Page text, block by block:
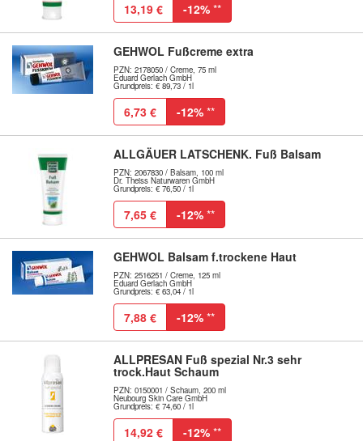
13,19 € -12% **
GEHWOL Fußcreme extra
PZN: 2178050 / Creme, 75 ml
Eduard Gerlach GmbH
Grundpreis: € 89,73 / 1l
6,73 € -12% **
ALLGÄUER LATSCHENK. Fuß Balsam
PZN: 2067830 / Balsam, 100 ml
Dr. Theiss Naturwaren GmbH
Grundpreis: € 76,50 / 1l
7,65 € -12% **
GEHWOL Balsam f.trockene Haut
PZN: 2516251 / Creme, 125 ml
Eduard Gerlach GmbH
Grundpreis: € 63,04 / 1l
7,88 € -12% **
ALLPRESAN Fuß spezial Nr.3 sehr
trock.Haut Schaum
PZN: 0150001 / Schaum, 200 ml
Neubourg Skin Care GmbH
Grundpreis: € 74,60 / 1l
14,92 € -12% **